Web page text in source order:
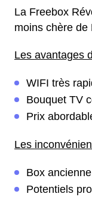
La Freebox
moins chère de
Les avantages
WIFI très
Bouquet TV
Prix
Les
Box ancienne
Potentiels